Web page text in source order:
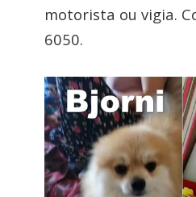
motorista ou vigia.
6050.